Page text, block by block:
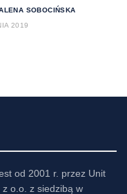
SOBOCIŃSKA
2019
od 2001 r. przez Unit
o.o. z siedzibą w